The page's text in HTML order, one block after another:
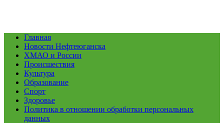
Главная
Новости Нефтеюганска
ХМАО и России
Происшествия
Культура
Образование
Спорт
Здоровье
Политика в отношении обработки персональных
данных